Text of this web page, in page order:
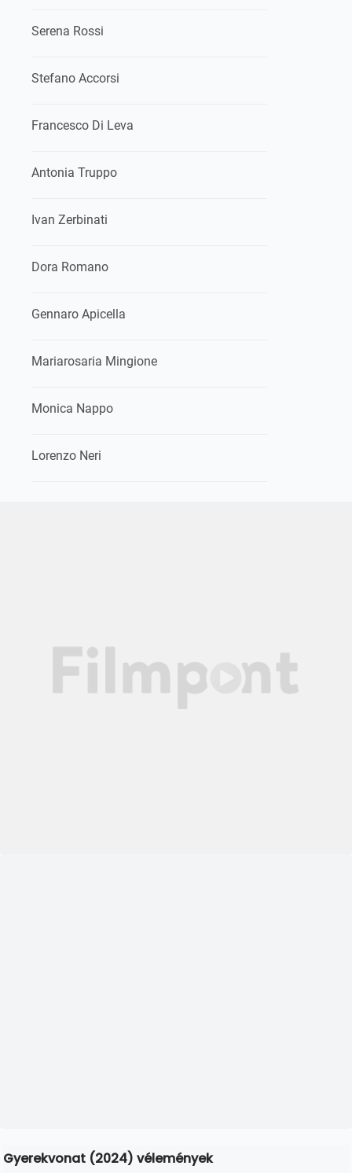
Serena Rossi
Stefano Accorsi
Francesco Di Leva
Antonia Truppo
Ivan Zerbinati
Dora Romano
Gennaro Apicella
Mariarosaria Mingione
Monica Nappo
Lorenzo Neri
Gyerekvonat (2024) vélemények